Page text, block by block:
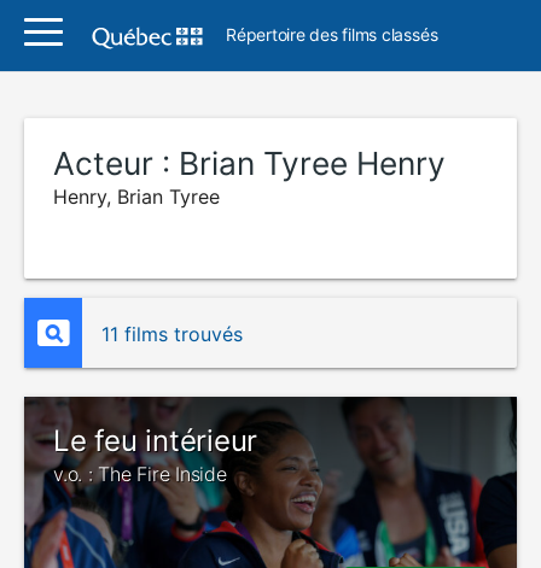
Répertoire des films classés
Acteur : Brian Tyree Henry
Henry, Brian Tyree
11 films trouvés
Le feu intérieur
v.o. : The Fire Inside